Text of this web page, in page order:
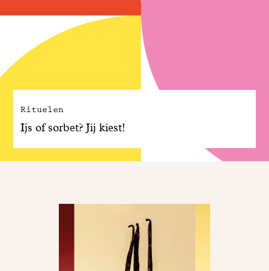
Rituelen
Ijs of sorbet? Jij kiest!